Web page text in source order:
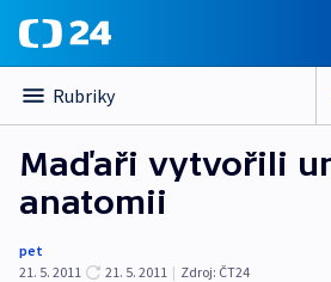
Rubriky
Maďaři vytvořili
anatomii
pet
21. 5. 2011
21. 5. 2011 | Zdroj: ČT24